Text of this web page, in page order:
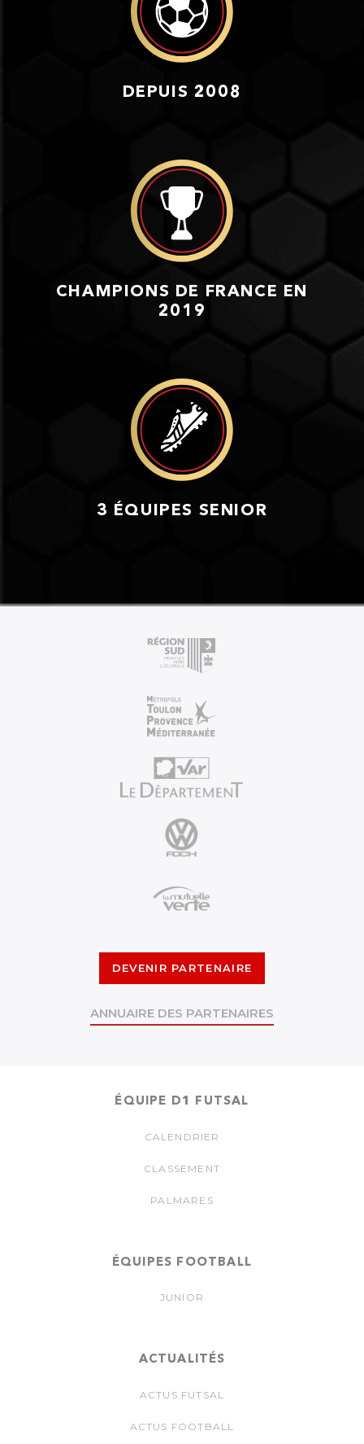
DEPUIS 2008
CHAMPIONS DE FRANCE EN
2019
3 ÉQUIPES SENIOR
DEVENIR PARTENAIRE
ANNUAIRE DES PARTENAIRES
ÉQUIPE D1 FUTSAL
CALENDRIER
CLASSEMENT
PALMARES
ÉQUIPES FOOTBALL
JUNIOR
ACTUALITÉS
ACTUS FUTSAL
ACTUS FOOTBALL